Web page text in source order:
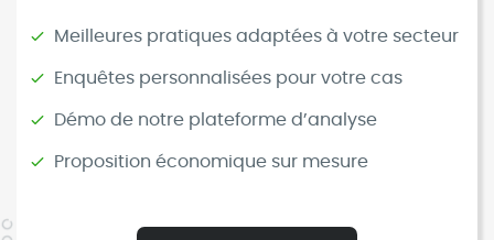
Meilleures pratiques adaptées à votre secteur
Enquêtes personnalisées pour votre cas
Démo de notre plateforme d’analyse
Proposition économique sur mesure